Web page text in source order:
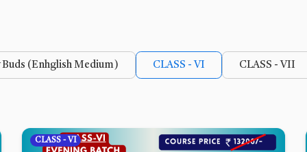
Buds (Enhglish Medium) CLASS - VI CLASS - VII
CLASS - VI